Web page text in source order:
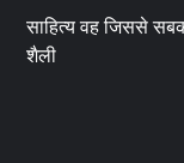
साहित्य वह जिससे
शैली